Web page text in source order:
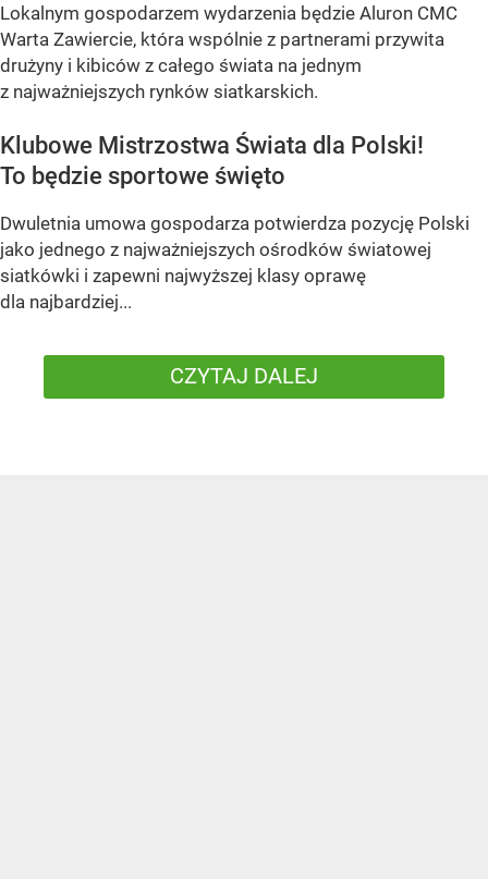
Lokalnym gospodarzem wydarzenia będzie Aluron CMC
Warta Zawiercie, która wspólnie z partnerami przywita
drużyny i kibiców z całego świata na jednym
z najważniejszych rynków siatkarskich.
Klubowe Mistrzostwa Świata dla Polski!
To będzie sportowe święto
Dwuletnia umowa gospodarza potwierdza pozycję Polski
jako jednego z najważniejszych ośrodków światowej
siatkówki i zapewni najwyższej klasy oprawę
dla najbardziej...
CZYTAJ DALEJ